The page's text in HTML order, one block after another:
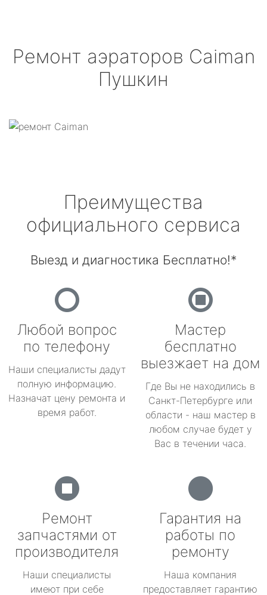
Ремонт аэраторов Caiman
Пушкин
Преимущества
официального сервиса
Выезд и диагностика Бесплатно!*
Любой вопрос
по телефону
Наши специалисты дадут
полную информацию.
Назначат цену ремонта и
время работ.
Мастер
бесплатно
выезжает на дом
Где Вы не находились в
Санкт-Петербурге или
области - наш мастер в
любом случае будет у
Вас в течении часа.
Ремонт
запчастями от
производителя
Наши специалисты
имеют при себе
Гарантия на
работы по
ремонту
Наша компания
предоставляет гарантию